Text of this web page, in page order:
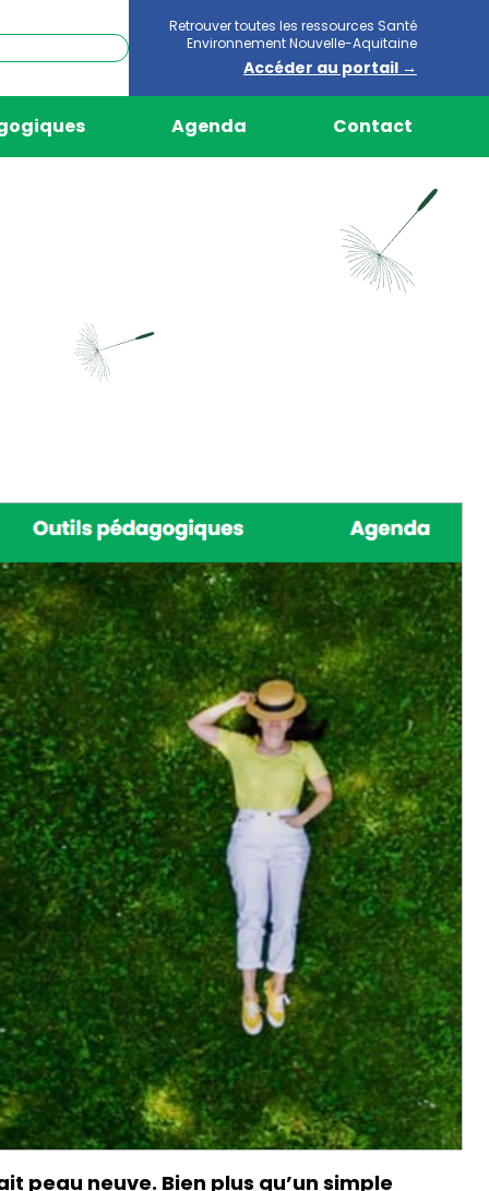
Retrouver toutes les ressources Santé
Environnement Nouvelle-Aquitaine
Accéder au portail →
Agenda Contact
peau neuve. Bien plus qu’un simple